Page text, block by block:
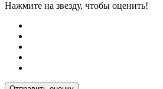
Нажмите на звезду, чтобы оценить!